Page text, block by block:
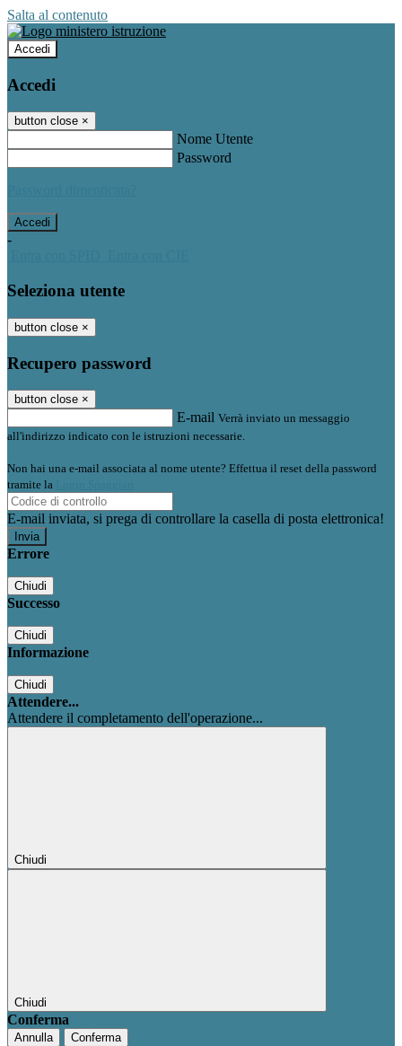
Salta al contenuto
Accedi
Accedi
button close ×
Nome Utente
Password
-
Seleziona utente
button close ×
Recupero password
button close ×
E-mail Verrà inviato un messaggio
all'indirizzo indicato con le istruzioni necessarie.
Non hai una e-mail associata al nome utente? Effettua il reset della password
tramite la
E-mail inviata, si prega di controllare la casella di posta elettronica!
Errore
Chiudi
Successo
Chiudi
Informazione
Chiudi
Attendere...
Attendere il completamento dell'operazione...
Chiudi
Chiudi
Conferma
Annulla Conferma